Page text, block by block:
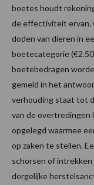
boetes houdt
de effectiviteit ervan.
doden van dieren in
boetecategorie
boetebedragen
gemeld in het
verhouding staat tot
van de overtredingen
opgelegd waarmee
op zaken te stellen.
schorsen of intrekken
dergelijke